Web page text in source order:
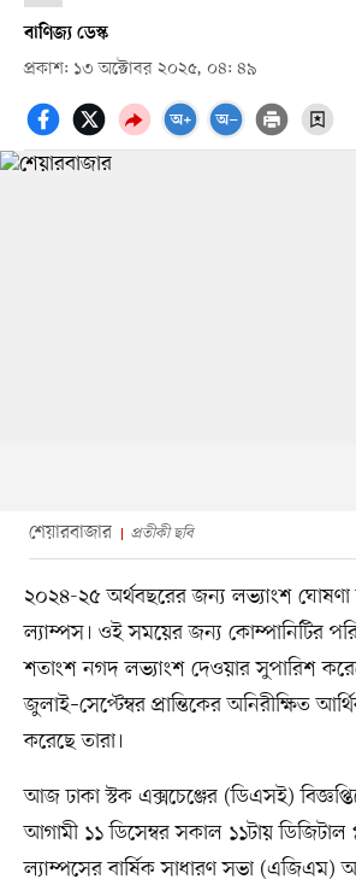
বাণিজ্য ডেস্ক
প্রকাশ: ১৩ অক্টোবর ২০২৫, ০৪: ৪৯
শেয়ারবাজার প্রতীকী ছবি
২০২৪-২৫ অর্থবছরের জন্য লভ্যাংশ ঘোষণা
ল্যাম্পস। ওই সময়ের জন্য কোম্পানিটির
শতাংশ নগদ লভ্যাংশ দেওয়ার সুপারিশ
জুলাই–সেপ্টেম্বর প্রান্তিকের অনিরীক্ষিত
করেছে তারা।
আজ ঢাকা স্টক এক্সচেঞ্জের (ডিএসই)
আগামী ১১ ডিসেম্বর সকাল ১১টায় ডিজিটাল
ল্যাম্পসের বার্ষিক সাধারণ সভা (এজিএম)